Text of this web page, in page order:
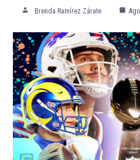
Brenda Ramírez Zárate